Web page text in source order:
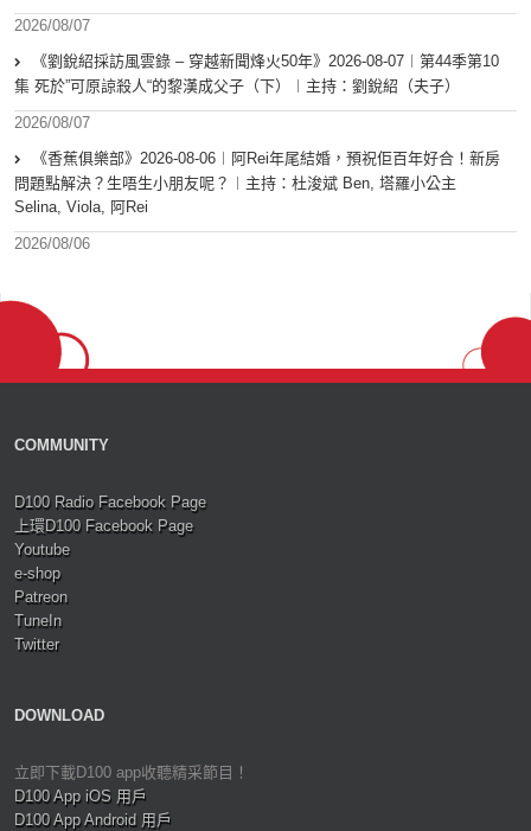
2026/08/07
《劉銳紹採訪風雲錄 – 穿越新聞烽火50年》2026-08-07︱第44季第10
集 死於”可原諒殺人“的黎漢成父子（下）︱主持：劉銳紹（夫子）
2026/08/07
《香蕉俱樂部》2026-08-06︱阿Rei年尾結婚，預祝佢百年好合！新房
問題點解決？生唔生小朋友呢？︱主持：杜浚斌 Ben, 塔羅小公主
Selina, Viola, 阿Rei
2026/08/06
COMMUNITY
D100 Radio Facebook Page
上環D100 Facebook Page
Youtube
e-shop
Patreon
TuneIn
Twitter
DOWNLOAD
立即下載D100 app收聽精采節目！
D100 App iOS 用戶
D100 App Android 用戶